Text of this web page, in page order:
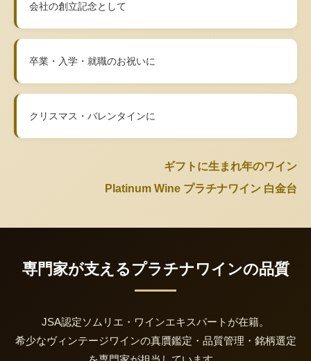
会社の創立記念として
卒業・入学・就職のお祝いに
クリスマス・バレンタインに
ギフトに生まれ年のワイン
Platinum Wine プラチナワイン 白金台
専門家が支えるプラチナワインの品質
JSA認定ソムリエ・ワインエキスパートが在籍。
希少なヴィンテージワインの真贋鑑定・品質管理・銘柄選定